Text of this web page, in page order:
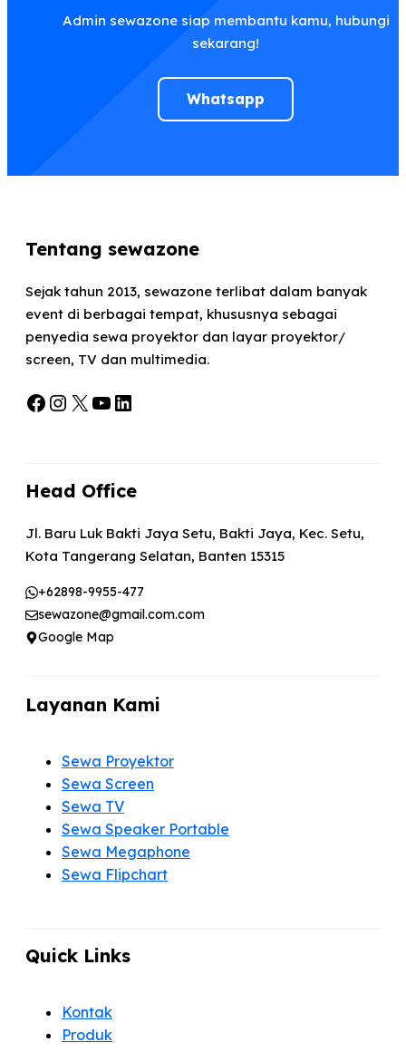
Admin sewazone siap membantu kamu, hubungi
sekarang!
Whatsapp
Tentang sewazone
Sejak tahun 2013, sewazone terlibat dalam banyak
event di berbagai tempat, khususnya sebagai
penyedia sewa proyektor dan layar proyektor/
screen, TV dan multimedia.
Facebook
Instagram
X YouTube
LinkedIn
Head Office
Jl. Baru Luk Bakti Jaya Setu, Bakti Jaya, Kec. Setu,
Kota Tangerang Selatan, Banten 15315
+62898-9955-477
sewazone@gmail.com.com
Google Map
Layanan Kami
Sewa Proyektor
Sewa Screen
Sewa TV
Sewa Speaker Portable
Sewa Megaphone
Sewa Flipchart
Quick Links
Kontak
Produk